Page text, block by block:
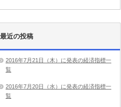
最近の投稿
2016年7月21日（木）に発表の経済指標一
覧
2016年7月20日（水）に発表の経済指標一
覧